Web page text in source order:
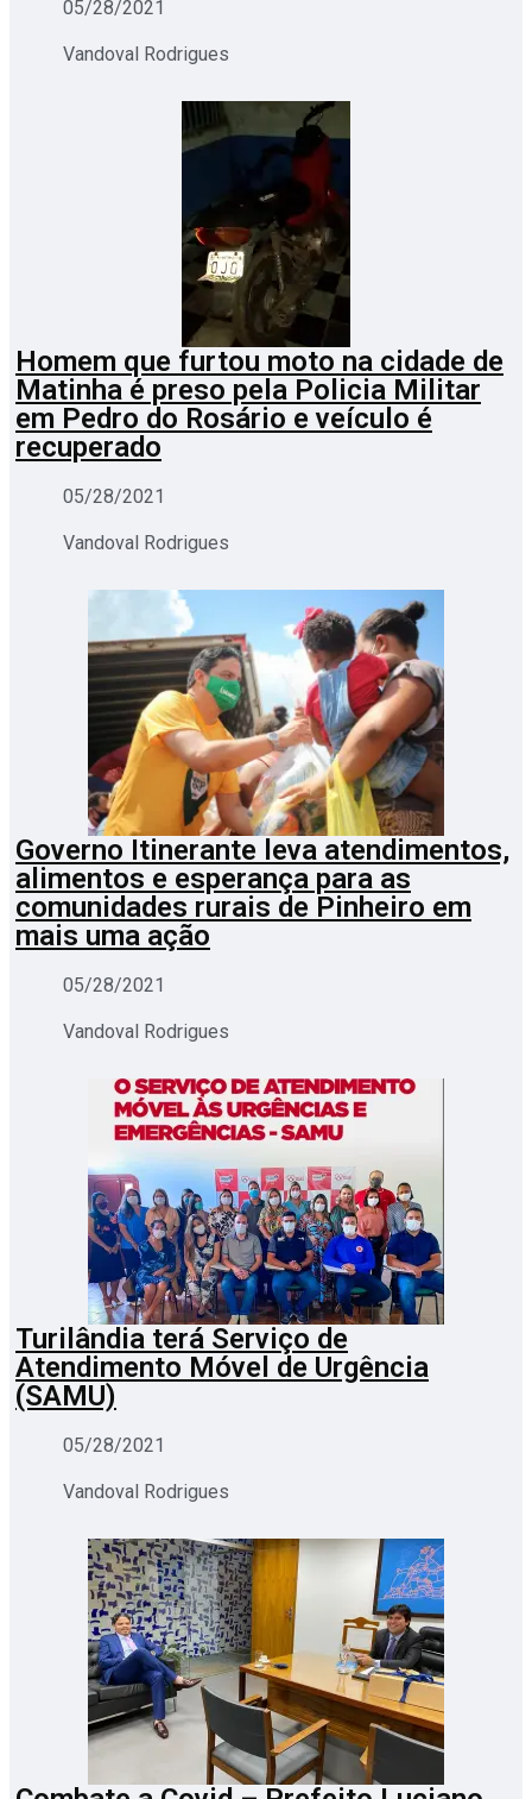
05/28/2021
Vandoval Rodrigues
Homem que furtou moto na cidade de
Matinha é preso pela Policia Militar
em Pedro do Rosário e veículo é
recuperado
05/28/2021
Vandoval Rodrigues
Governo Itinerante leva atendimentos,
alimentos e esperança para as
comunidades rurais de Pinheiro em
mais uma ação
05/28/2021
Vandoval Rodrigues
Turilândia terá Serviço de
Atendimento Móvel de Urgência
(SAMU)
05/28/2021
Vandoval Rodrigues